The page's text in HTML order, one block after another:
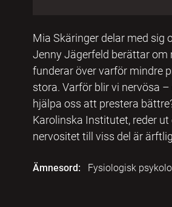
Mia Skäringer delar med sig
Jenny Jägerfeld berättar om
funderar över varför mindre
stora. Varför blir vi nervösa
hjälpa oss att prestera
Karolinska Institutet, reder
nervositet till viss del är
Ämnesord: Fysiologisk